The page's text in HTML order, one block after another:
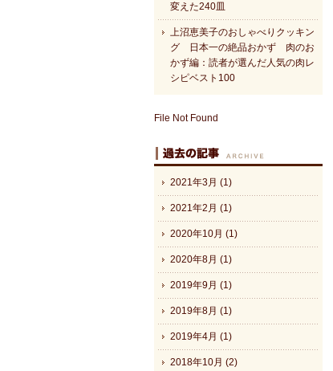
変えた240皿
上沼恵美子のおしゃべりクッキン
グ 日本一の絶品おかず 肉のお
かず編：読者が選んだ人気の肉レ
シピベスト100
File Not Found
2021年3月 (1)
2021年2月 (1)
2020年10月 (1)
2020年8月 (1)
2019年9月 (1)
2019年8月 (1)
2019年4月 (1)
2018年10月 (2)